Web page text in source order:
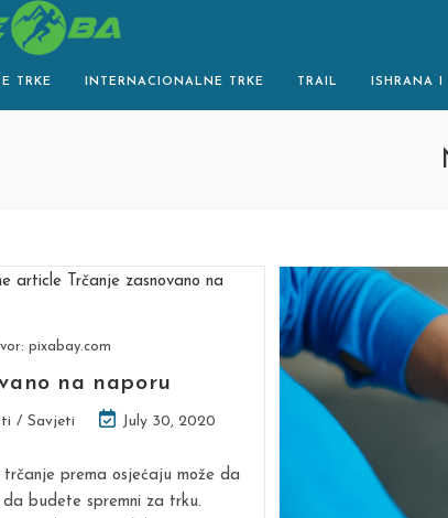
TRKE INTERNACIONALNE TRKE TRAIL ISHRANA I
pixabay.com
na naporu
/ Savjeti
Post
modified:
July 30, 2020
prema osjećaju može da
budete spremni za trku.